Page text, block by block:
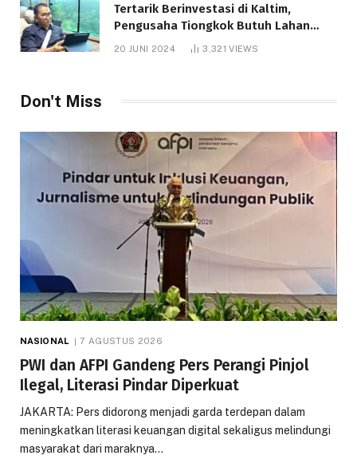
Tertarik Berinvestasi di Kaltim,
Pengusaha Tiongkok Butuh Lahan
1.000 Hektare
20 JUNI 2024 3,321VIEWS
Don't Miss
NASIONAL 7 AGUSTUS 2026
PWI dan AFPI Gandeng Pers Perangi Pinjol
Ilegal, Literasi Pindar Diperkuat
JAKARTA: Pers didorong menjadi garda terdepan dalam
meningkatkan literasi keuangan digital sekaligus melindungi
masyarakat dari maraknya…